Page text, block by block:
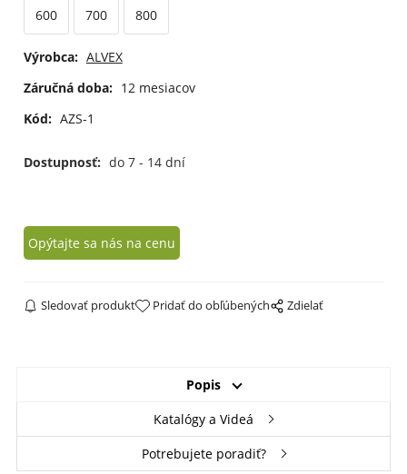
600
700 800
Výrobca: ALVEX
Záručná doba: 12 mesiacov
Kód: AZS-1
Dostupnosť: do 7 - 14 dní
Opýtajte sa nás na cenu
Sledovať produkt Pridať do obľúbených Zdielať
Popis
Katalógy a Videá
Potrebujete poradiť?